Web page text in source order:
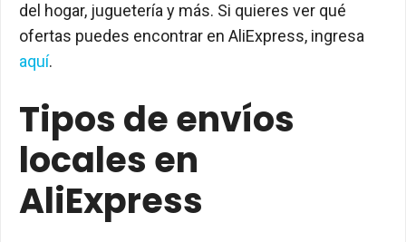
del hogar, juguetería y más. Si quieres ver qué
ofertas puedes encontrar en AliExpress, ingresa
aquí.
Tipos de envíos
locales en
AliExpress